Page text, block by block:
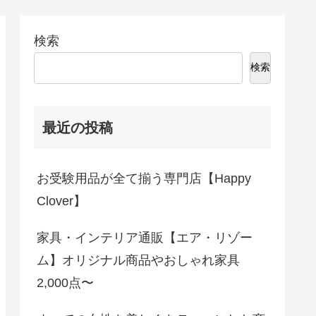
検索
検索
最近の投稿
お受験用品が全て揃う専門店【Happy
Clover】
家具・インテリア通販【エア・リゾー
ム】オリジナル商品やおしゃれ家具
2,000点〜